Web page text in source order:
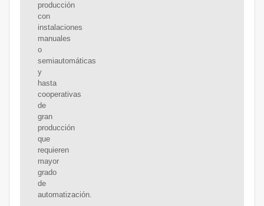
producción
con
instalaciones
manuales
o
semiautomáticas
y
hasta
cooperativas
de
gran
producción
que
requieren
mayor
grado
de
automatización.